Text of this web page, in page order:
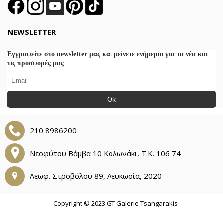
NEWSLETTER
Εγγραφείτε στο newsletter μας και μείνετε ενήμεροι για τα νέα και
τις προσφορές μας
Ok
210 8986200
Νεοφύτου Βάμβα 10 Κολωνάκι, Τ.Κ. 106 74
Λεωφ. Στροβόλου 89, Λευκωσία, 2020
Copyright © 2023 GT Galerie Tsangarakis